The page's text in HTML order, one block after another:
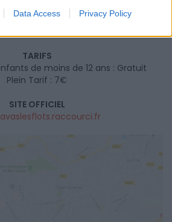
Data Access Privacy Policy
de l'Abbé Brocardi
Palavas les Flots
TARIFS
de moins de 12 ans : Gratuit
Plein Tarif : 7€
SITE OFFICIEL